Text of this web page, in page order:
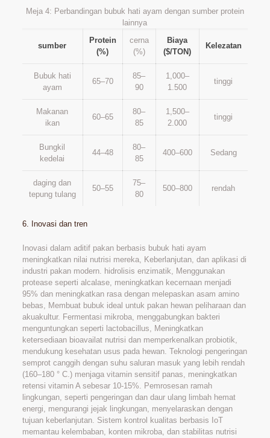
Meja 4: Perbandingan bubuk hati ayam dengan sumber protein
lainnya
sumber
Protein
(%)
cerna
(%)
Biaya
($/TON)
Kelezatan
Bubuk hati
ayam
65–70
85–
90
1,000–
1.500
tinggi
Makanan
ikan
60–65
80–
85
1,500–
2.000
tinggi
Bungkil
kedelai
44–48
80–
85
400–600 Sedang
daging dan
tepung tulang
50–55
75–
80
500–800 rendah
6. Inovasi dan tren
Inovasi dalam aditif pakan berbasis bubuk hati ayam
meningkatkan nilai nutrisi mereka, Keberlanjutan, dan aplikasi di
industri pakan modern. hidrolisis enzimatik, Menggunakan
protease seperti alcalase, meningkatkan kecernaan menjadi
95% dan meningkatkan rasa dengan melepaskan asam amino
bebas, Membuat bubuk ideal untuk pakan hewan peliharaan dan
akuakultur. Fermentasi mikroba, menggabungkan bakteri
menguntungkan seperti lactobacillus, Meningkatkan
ketersediaan bioavailat nutrisi dan memperkenalkan probiotik,
mendukung kesehatan usus pada hewan. Teknologi pengeringan
semprot canggih dengan suhu saluran masuk yang lebih rendah
(160–180 ° C.) menjaga vitamin sensitif panas, meningkatkan
retensi vitamin A sebesar 10-15%. Pemrosesan ramah
lingkungan, seperti pengeringan dan daur ulang limbah hemat
energi, mengurangi jejak lingkungan, menyelaraskan dengan
tujuan keberlanjutan. Sistem kontrol kualitas berbasis IoT
memantau kelembaban, konten mikroba, dan stabilitas nutrisi